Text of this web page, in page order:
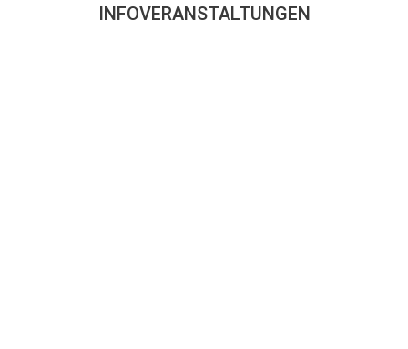
INFOVERANSTALTUNGEN